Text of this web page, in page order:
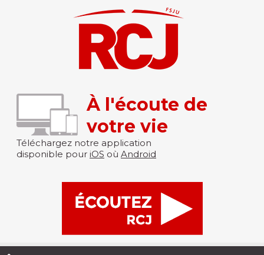
À l'écoute de
votre vie
Téléchargez notre application
disponible pour iOS où Android